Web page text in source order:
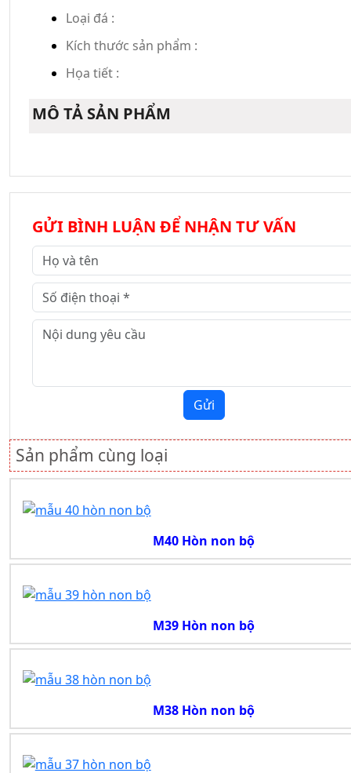
Loại đá :
Kích thước sản phẩm :
Họa tiết :
MÔ TẢ SẢN PHẨM
GỬI BÌNH LUẬN ĐỂ NHẬN TƯ VẤN
Gửi
Sản phẩm cùng loại
M40 Hòn non bộ
M39 Hòn non bộ
M38 Hòn non bộ